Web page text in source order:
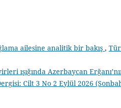
ailesine analitik bir bakış ,
ışığında Azerbaycan
Cilt 3 No 2 Eylül 2026